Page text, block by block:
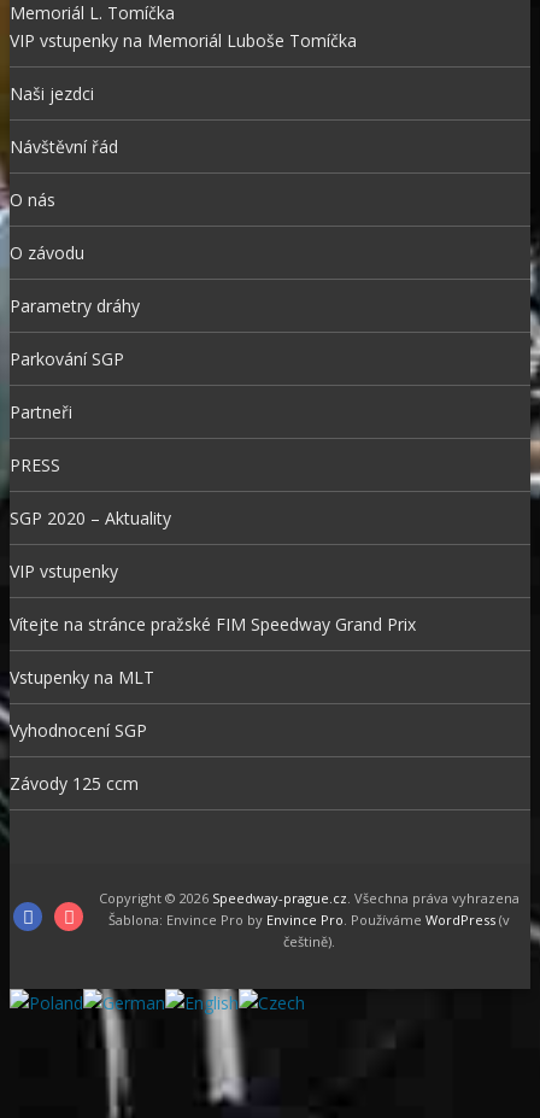
Memoriál L. Tomíčka
VIP vstupenky na Memoriál Luboše Tomíčka
Naši jezdci
Návštěvní řád
O nás
O závodu
Parametry dráhy
Parkování SGP
Partneři
PRESS
SGP 2020 – Aktuality
VIP vstupenky
Vítejte na stránce pražské FIM Speedway Grand Prix
Vstupenky na MLT
Vyhodnocení SGP
Závody 125 ccm
FacebookInstagram
Copyright © 2026 Speedway-prague.cz. Všechna práva vyhrazena
Šablona: Envince Pro by Envince Pro. Používáme WordPress(v
češtině).